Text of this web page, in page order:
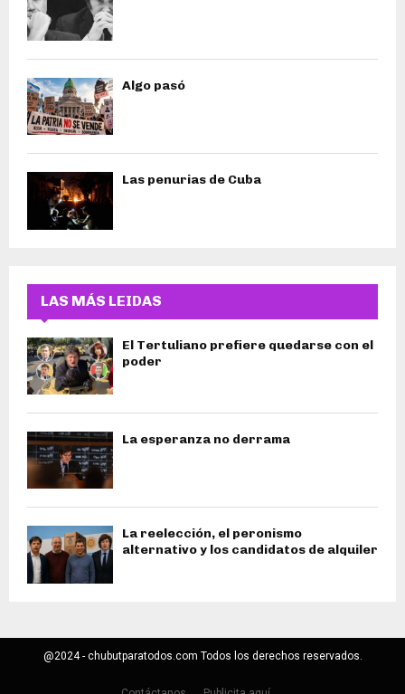
Algo pasó
Las penurias de Cuba
LAS MÁS LEIDAS
El Tertuliano prefiere quedarse con el
poder
La esperanza no derrama
La reelección, el peronismo
alternativo y los candidatos de alquiler
@2024 - chubutparatodos.com Todos los derechos reservados.